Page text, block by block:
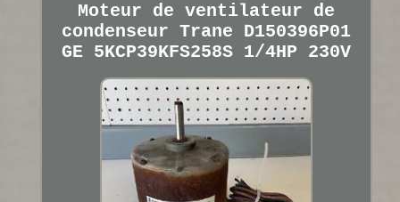
Moteur de ventilateur de
condenseur Trane D150396P01
GE 5KCP39KFS258S 1/4HP 230V